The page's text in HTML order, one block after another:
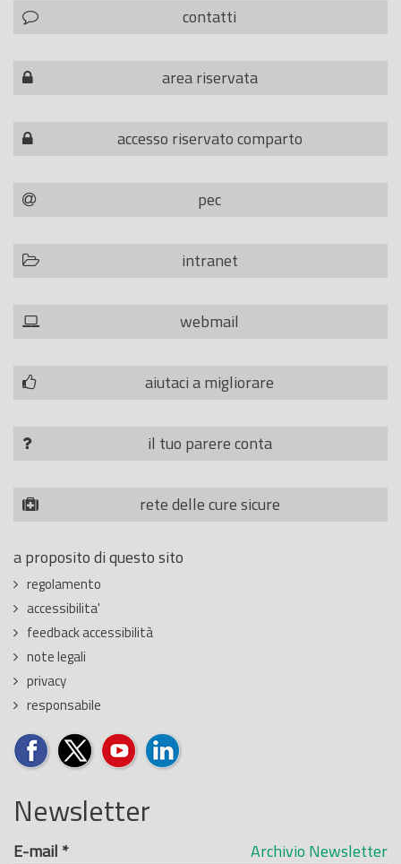
contatti
area riservata
accesso riservato comparto
pec
intranet
webmail
aiutaci a migliorare
il tuo parere conta
rete delle cure sicure
a proposito di questo sito
regolamento
accessibilita'
feedback accessibilità
note legali
privacy
responsabile
Newsletter
Archivio Newsletter
E-mail *